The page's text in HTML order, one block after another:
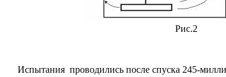
Рис.2
Испытания проводились после спуска 245-